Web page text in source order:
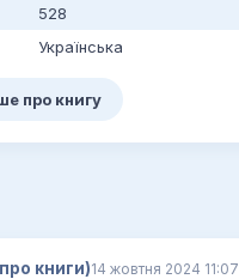
528
Українська
про книгу
книги)14 жовтня 2024 11:07